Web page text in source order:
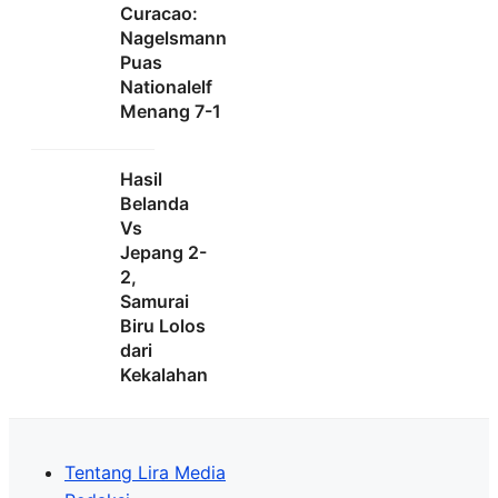
Curacao:
Nagelsmann
Puas
Nationalelf
Menang 7-1
Hasil
Belanda
Vs
Jepang 2-
2,
Samurai
Biru Lolos
dari
Kekalahan
Tentang Lira Media